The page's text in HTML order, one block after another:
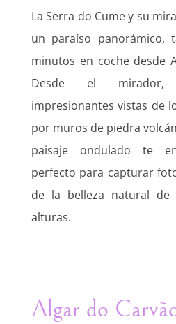
La Serra do Cume y su
un paraíso panorámico,
minutos en coche desde
Desde el mirador,
impresionantes vistas de
por muros de piedra
paisaje ondulado te
perfecto para capturar
de la belleza natural de
alturas.
Algar do